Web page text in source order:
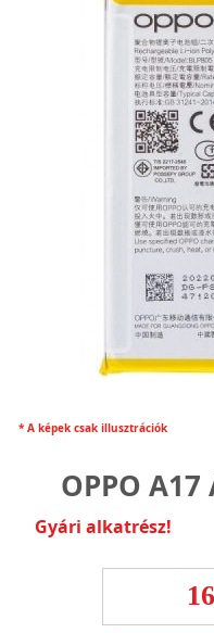
* A képek csak illusztrációk
OPPO A17
Gyári alkatrész!